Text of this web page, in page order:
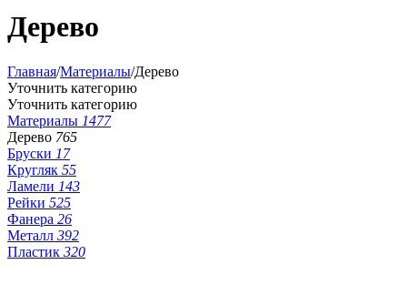
Дерево
Главная/Материалы/Дерево
Уточнить категорию
Уточнить категорию
Материалы 1477
Дерево 765
Бруски 17
Кругляк 55
Ламели 143
Рейки 525
Фанера 26
Металл 392
Пластик 320